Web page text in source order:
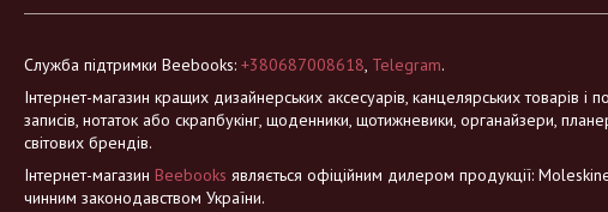
Служба підтримки Beebooks: +380687008618 Telegram.
Інтернет-магазин кращих дизайнерських аксесуарів, канцелярських товарів
записів, нотаток або скрапбукінг, щоденники, щотижневики, органайзери,
світових брендів.
Інтернет-магазин Beebooks являється офіційним дилером продукції:
чинним законодавством України.